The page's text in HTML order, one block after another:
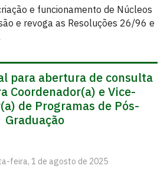
e funcionamento de Núcleos
e revoga as Resoluções 26/96 e
para abertura de consulta
Coordenador(a) e Vice-
de Programas de Pós-
Graduação
feira, 1 de agosto de 2025